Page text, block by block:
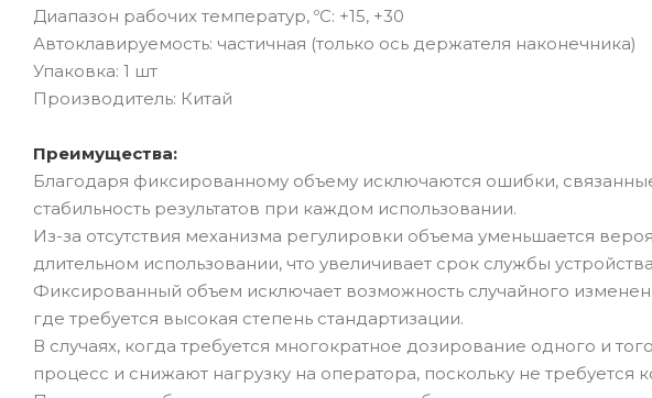
Диапазон рабочих температур, ºС: +15, +30
Автоклавируемость: частичная (только ось держателя наконечника)
Упаковка: 1 шт
Производитель: Китай
Преимущества:
Благодаря фиксированному объему исключаются ошибки,
стабильность результатов при каждом использовании.
Из-за отсутствия механизма регулировки объема уменьшается
длительном использовании, что увеличивает срок службы
Фиксированный объем исключает возможность случайного
где требуется высокая степень стандартизации.
В случаях, когда требуется многократное дозирование одного и
процесс и снижают нагрузку на оператора, поскольку не требуется